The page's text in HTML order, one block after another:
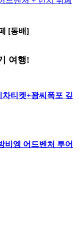
[동배]
여행!
티켓+꽝씨폭포 깊
비엥 어드벤처 투어